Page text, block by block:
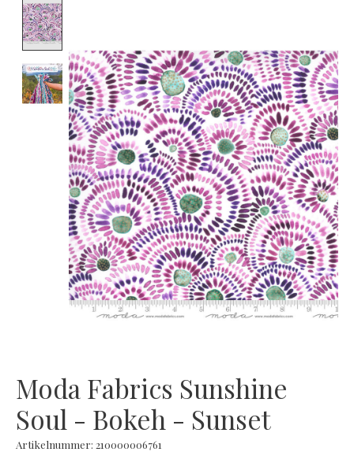
Moda Fabrics Sunshine
Soul - Bokeh - Sunset
Artikelnummer: 210000006761